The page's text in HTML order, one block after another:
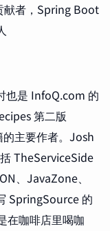
献者，Spring Boot
也是 InfoQ.com 的
第二版
的主要作者。Josh
TheServiceSide
、JavaZone、
SpringSource 的
在咖啡店里喝咖